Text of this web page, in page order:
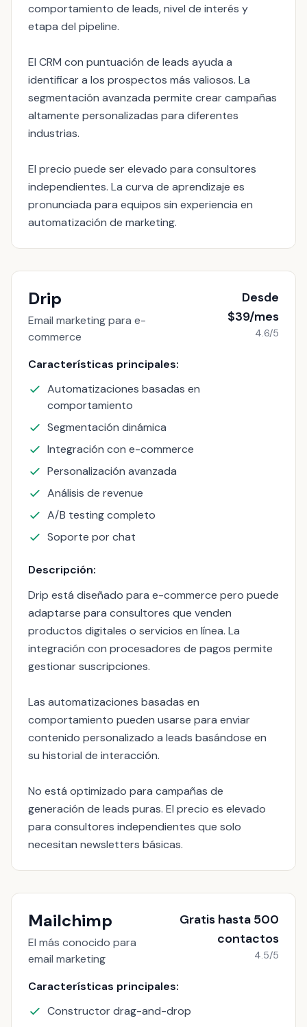
comportamiento de leads, nivel de interés y
etapa del pipeline.
El CRM con puntuación de leads ayuda a
identificar a los prospectos más valiosos. La
segmentación avanzada permite crear campañas
altamente personalizadas para diferentes
industrias.
El precio puede ser elevado para consultores
independientes. La curva de aprendizaje es
pronunciada para equipos sin experiencia en
automatización de marketing.
Drip
Email marketing para e-
commerce
Desde
$39/mes
4.6/5
Características principales:
Automatizaciones basadas en
comportamiento
Segmentación dinámica
Integración con e-commerce
Personalización avanzada
Análisis de revenue
A/B testing completo
Soporte por chat
Descripción:
Drip está diseñado para e-commerce pero puede
adaptarse para consultores que venden
productos digitales o servicios en línea. La
integración con procesadores de pagos permite
gestionar suscripciones.
Las automatizaciones basadas en
comportamiento pueden usarse para enviar
contenido personalizado a leads basándose en
su historial de interacción.
No está optimizado para campañas de
generación de leads puras. El precio es elevado
para consultores independientes que solo
necesitan newsletters básicas.
Mailchimp
El más conocido para
email marketing
Gratis hasta 500
contactos
4.5/5
Características principales:
Constructor drag-and-drop